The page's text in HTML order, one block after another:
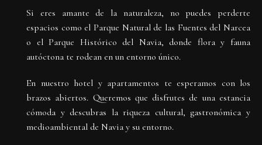
Si eres amante de la naturaleza, no puedes perderte
espacios como el Parque Natural de las Fuentes del Narcea
o el Parque Histórico del Navia, donde flora y fauna
autóctona te rodean en un entorno único.
En nuestro hotel y apartamentos te esperamos con los
brazos abiertos. Queremos que disfrutes de una estancia
cómoda y descubras la riqueza cultural, gastronómica y
medioambiental de Navia y su entorno.